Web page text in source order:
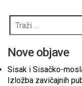
Nove objave
Sisak i Sisačko-
Izložba zavičajnih